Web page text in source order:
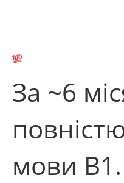
За ~6
мови B1.